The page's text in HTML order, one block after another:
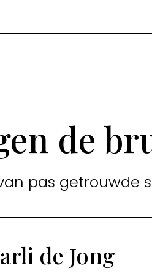
de
pas getrouwde
de Jong